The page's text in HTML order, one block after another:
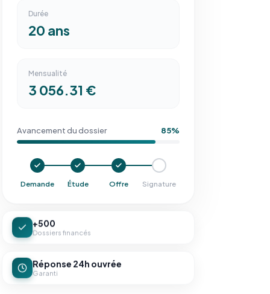
Durée
20 ans
Mensualité
3 056.31 €
Avancement du dossier 85%
Demande Étude Offre Signature
+500
Dossiers financés
Réponse 24h ouvrée
Garanti